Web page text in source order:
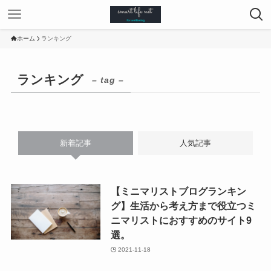
ホーム ランキング
ランキング – tag –
新着記事 人気記事
【ミニマリストブログランキン
グ】生活から考え方まで役立つミ
ニマリストにおすすめのサイト9
選。
2021-11-18